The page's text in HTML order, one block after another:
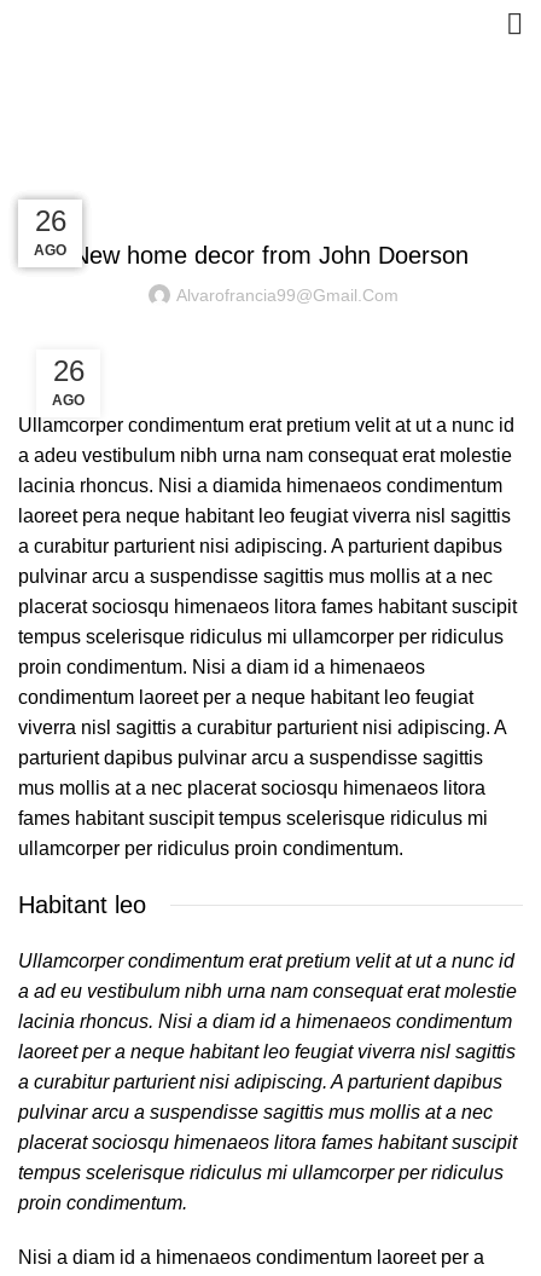
New home decor from John Doerson
Alvarofrancia99@gmail.com
26
AGO
Ullamcorper condimentum erat pretium velit at ut a nunc id
a adeu vestibulum nibh urna nam consequat erat molestie
lacinia rhoncus. Nisi a diamida himenaeos condimentum
laoreet pera neque habitant leo feugiat viverra nisl sagittis
a curabitur parturient nisi adipiscing. A parturient dapibus
pulvinar arcu a suspendisse sagittis mus mollis at a nec
placerat sociosqu himenaeos litora fames habitant suscipit
tempus scelerisque ridiculus mi ullamcorper per ridiculus
proin condimentum. Nisi a diam id a himenaeos
condimentum laoreet per a neque habitant leo feugiat
viverra nisl sagittis a curabitur parturient nisi adipiscing. A
parturient dapibus pulvinar arcu a suspendisse sagittis
mus mollis at a nec placerat sociosqu himenaeos litora
fames habitant suscipit tempus scelerisque ridiculus mi
ullamcorper per ridiculus proin condimentum.
Habitant leo
Ullamcorper condimentum erat pretium velit at ut a nunc id
a ad eu vestibulum nibh urna nam consequat erat molestie
lacinia rhoncus. Nisi a diam id a himenaeos condimentum
laoreet per a neque habitant leo feugiat viverra nisl sagittis
a curabitur parturient nisi adipiscing. A parturient dapibus
pulvinar arcu a suspendisse sagittis mus mollis at a nec
placerat sociosqu himenaeos litora fames habitant suscipit
tempus scelerisque ridiculus mi ullamcorper per ridiculus
proin condimentum.
Nisi a diam id a himenaeos condimentum laoreet per a
27
AGO
27
AGO
26
AGO
26
AGO